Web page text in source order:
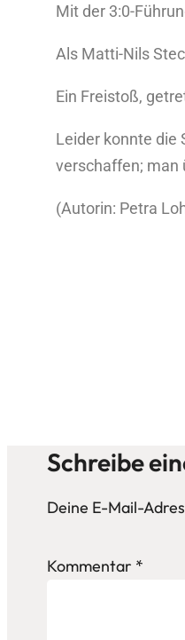
Mit der 3:0-
Als Matti-Nils
Ein Freistoß,
Leider konnte die
verschaffen; man
(Autorin: Petra
Schreibe
Deine E-Mail-
Kommentar *